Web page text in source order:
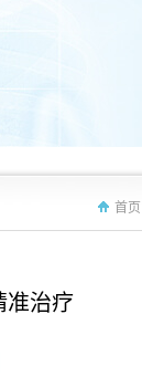
首页
准治疗